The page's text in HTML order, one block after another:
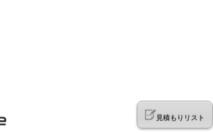
見積もりリスト